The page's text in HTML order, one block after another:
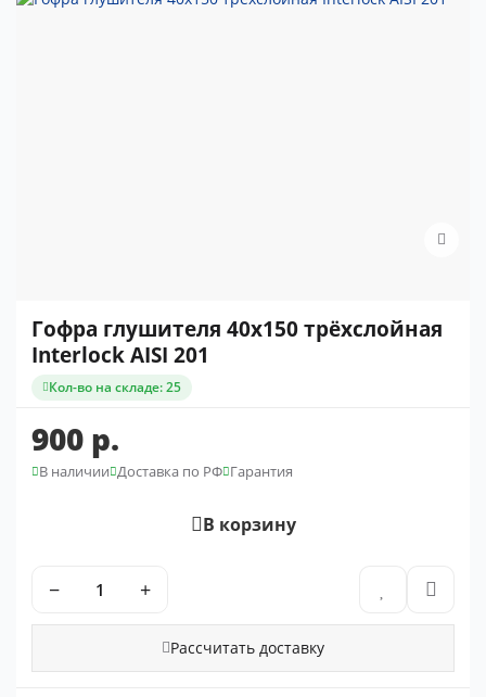
Гофра глушителя 40x150 трёхслойная
Interlock AISI 201
Кол-во на складе: 25
900 р.
В наличии Доставка по РФ Гарантия
В корзину
− +
Рассчитать доставку